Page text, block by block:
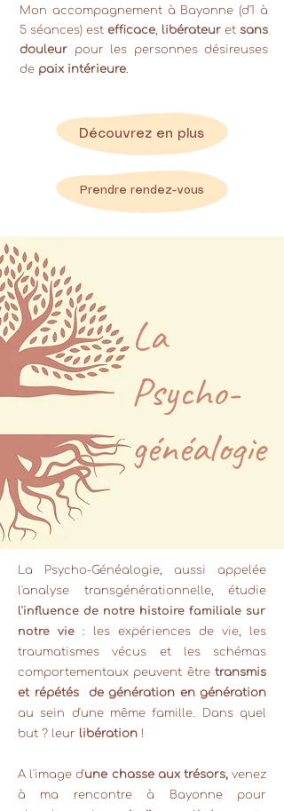
Mon accompagnement à Bayonne (d'1 à
5 séances) est efficace, libérateur et sans
douleur pour les personnes désireuses
de paix intérieure.
Découvrez en plus
Prendre rendez-vous
La
Psycho-
généalogie
La Psycho-Généalogie, aussi appelée
l'analyse transgénérationnelle, étudie
l'influence de notre histoire familiale sur
notre vie : les expériences de vie, les
traumatismes vécus et les schémas
comportementaux peuvent être transmis
et répétés de génération en génération
au sein d'une même famille. Dans quel
but ? leur libération !
A l'image d'une chasse aux trésors,venez
à ma rencontre à Bayonne pour